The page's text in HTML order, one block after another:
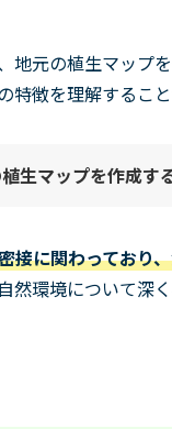
地元の植生マップ
特徴を理解すること
生マップを作成す
接に関わっており
然環境について深